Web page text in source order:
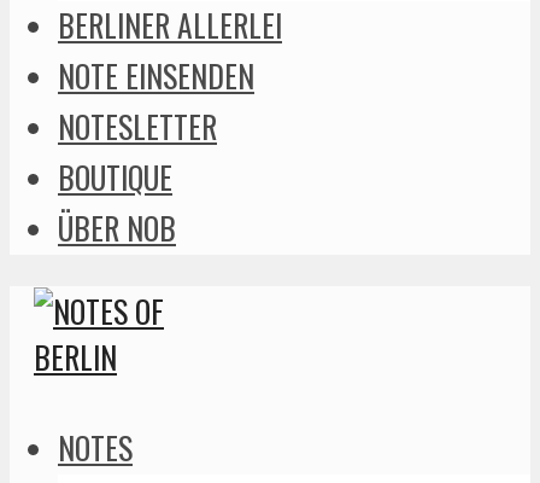
BERLINER ALLERLEI
NOTE EINSENDEN
NOTESLETTER
BOUTIQUE
ÜBER NOB
NOTES